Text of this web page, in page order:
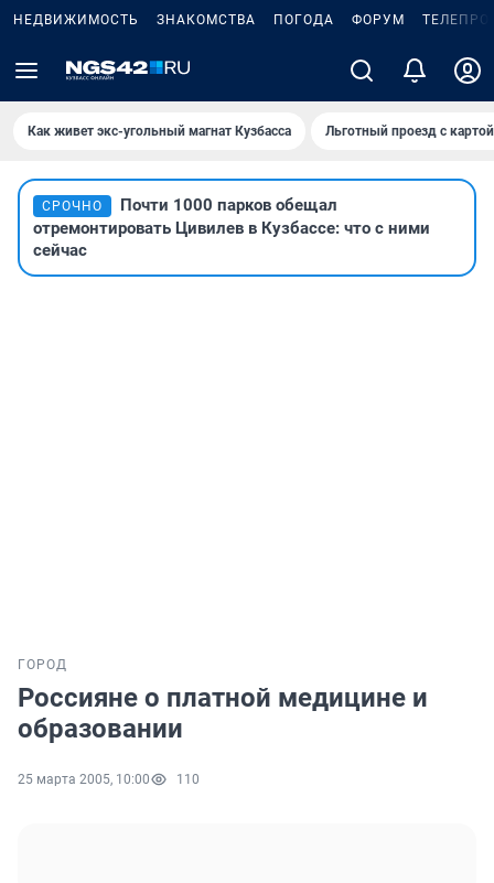
НЕДВИЖИМОСТЬ ЗНАКОМСТВА ПОГОДА ФОРУМ
Как живет экс-угольный магнат Кузбасса Льготный проезд с
СРОЧНО
Почти 1000 парков обещал
отремонтировать Цивилев в Кузбассе: что с ними
сейчас
ГОРОД
Россияне о платной медицине и
образовании
25 марта 2005, 10:00 110